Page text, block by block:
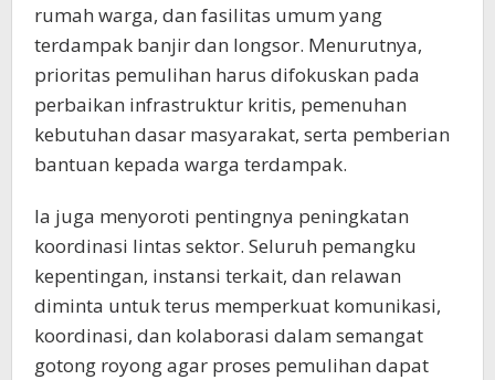
rumah warga, dan fasilitas umum yang
terdampak banjir dan longsor. Menurutnya,
prioritas pemulihan harus difokuskan pada
perbaikan infrastruktur kritis, pemenuhan
kebutuhan dasar masyarakat, serta pemberian
bantuan kepada warga terdampak.
Ia juga menyoroti pentingnya peningkatan
koordinasi lintas sektor. Seluruh pemangku
kepentingan, instansi terkait, dan relawan
diminta untuk terus memperkuat komunikasi,
koordinasi, dan kolaborasi dalam semangat
gotong royong agar proses pemulihan dapat